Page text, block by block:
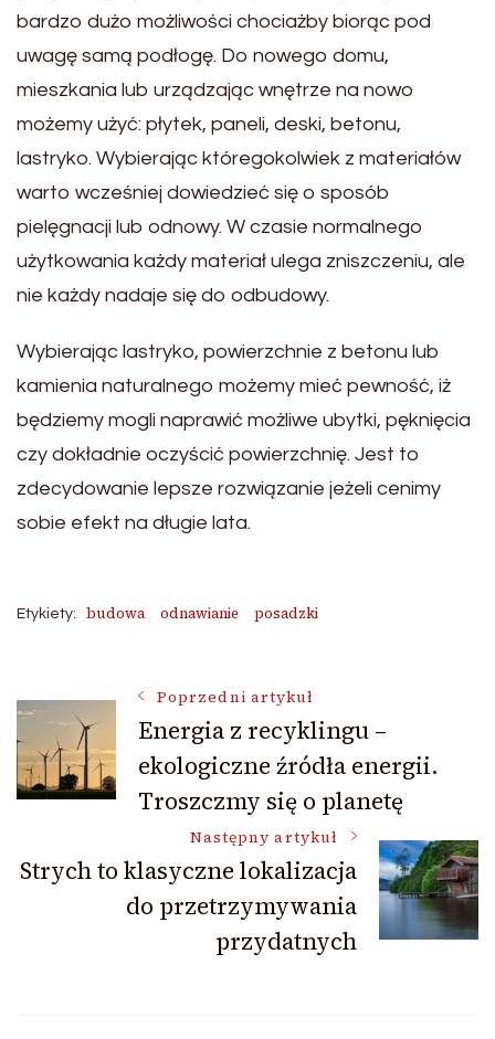
bardzo dużo możliwości chociażby biorąc pod
uwagę samą podłogę. Do nowego domu,
mieszkania lub urządzając wnętrze na nowo
możemy użyć: płytek, paneli, deski, betonu,
lastryko. Wybierając któregokolwiek z materiałów
warto wcześniej dowiedzieć się o sposób
pielęgnacji lub odnowy. W czasie normalnego
użytkowania każdy materiał ulega zniszczeniu, ale
nie każdy nadaje się do odbudowy.
Wybierając lastryko, powierzchnie z betonu lub
kamienia naturalnego możemy mieć pewność, iż
będziemy mogli naprawić możliwe ubytki, pęknięcia
czy dokładnie oczyścić powierzchnię. Jest to
zdecydowanie lepsze rozwiązanie jeżeli cenimy
sobie efekt na długie lata.
Etykiety: budowa odnawianie posadzki
Nawigacja
wpisu
Poprzedni artykuł
Energia z recyklingu –
ekologiczne źródła energii.
Troszczmy się o planetę
Następny artykuł
Strych to klasyczne lokalizacja
do przetrzymywania
przydatnych